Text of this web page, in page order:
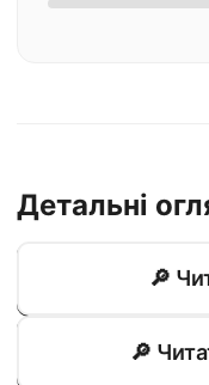
Детальні
🔎
🔎